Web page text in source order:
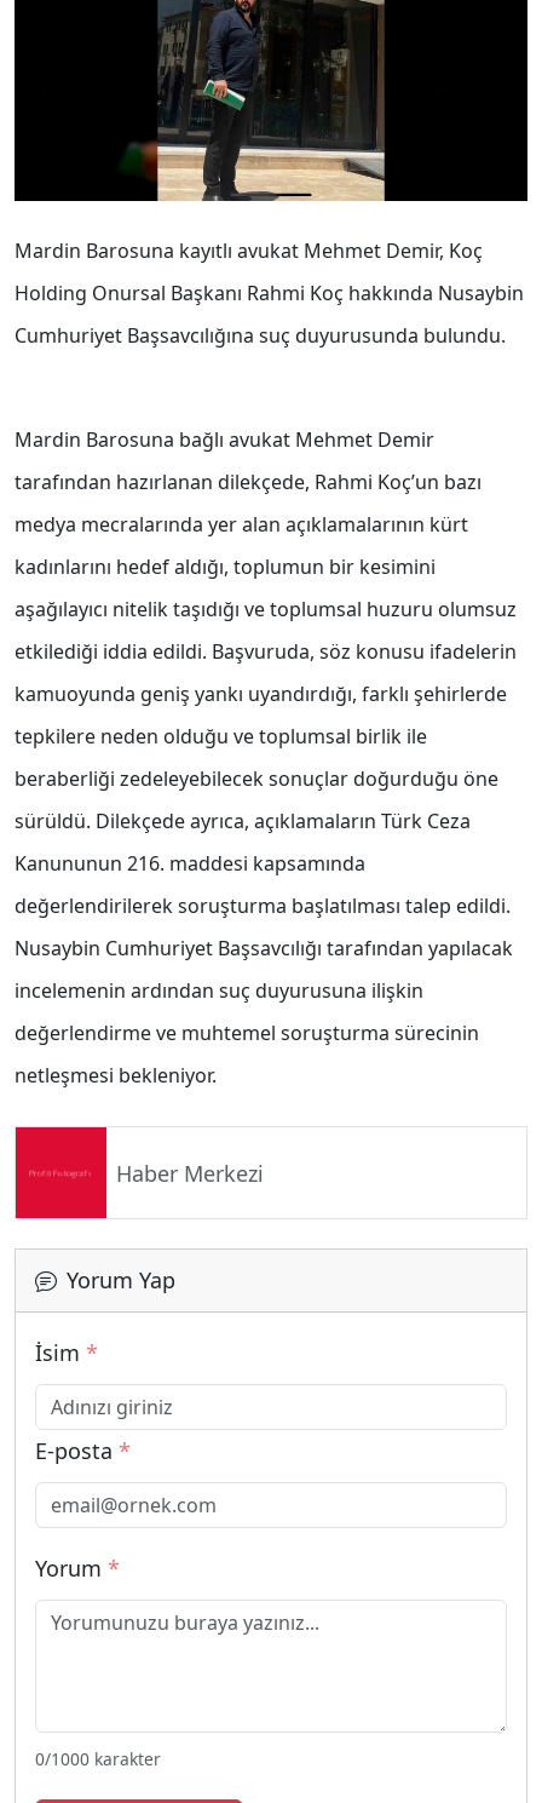
Mardin Barosuna kayıtlı avukat Mehmet Demir, Koç
Holding Onursal Başkanı Rahmi Koç hakkında Nusaybin
Cumhuriyet Başsavcılığına suç duyurusunda bulundu.
Mardin Barosuna bağlı avukat Mehmet Demir
tarafından hazırlanan dilekçede, Rahmi Koç’un bazı
medya mecralarında yer alan açıklamalarının kürt
kadınlarını hedef aldığı, toplumun bir kesimini
aşağılayıcı nitelik taşıdığı ve toplumsal huzuru olumsuz
etkilediği iddia edildi. Başvuruda, söz konusu ifadelerin
kamuoyunda geniş yankı uyandırdığı, farklı şehirlerde
tepkilere neden olduğu ve toplumsal birlik ile
beraberliği zedeleyebilecek sonuçlar doğurduğu öne
sürüldü. Dilekçede ayrıca, açıklamaların Türk Ceza
Kanununun 216. maddesi kapsamında
değerlendirilerek soruşturma başlatılması talep edildi.
Nusaybin Cumhuriyet Başsavcılığı tarafından yapılacak
incelemenin ardından suç duyurusuna ilişkin
değerlendirme ve muhtemel soruşturma sürecinin
netleşmesi bekleniyor.
Haber Merkezi
Yorum Yap
İsim *
E-posta *
Yorum *
0/1000 karakter